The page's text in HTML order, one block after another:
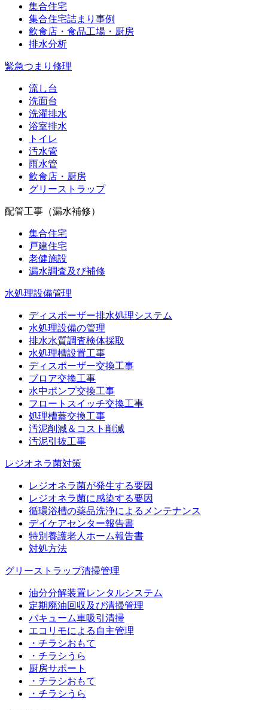
集合住宅
集合住宅詰まり事例
飲食店・食品工場・厨房
排水分析
緊急つまり修理
流し台
洗面台
洗濯排水
浴室排水
トイレ
汚水管
雨水管
飲食店・厨房
グリーストラップ
配管工事（漏水補修）
集合住宅
戸建住宅
老健施設
漏水調査及び補修
水処理設備管理
ディスポーザー排水処理システム
水処理設備の管理
排水水質調査検体採取
水処理槽設置工事
ディスポーザー交換工事
ブロア交換工事
水中ポンプ交換工事
フロートスイッチ交換工事
処理槽蓋交換工事
汚泥削減＆コスト削減
汚泥引抜工事
レジオネラ菌対策
レジオネラ菌が発生する要因
レジオネラ菌に感染する要因
循環浴槽の薬品洗浄によるメンテナンス
デイケアセンター報告書
特別養護老人ホーム報告書
対処方法
グリーストラップ清掃管理
油分分解装置レンタルシステム
定期廃油回収及び清掃管理
バキューム車吸引清掃
エコリモによる自主管理
・チラシおもて
・チラシうら
厨房サポート
・チラシおもて
・チラシうら